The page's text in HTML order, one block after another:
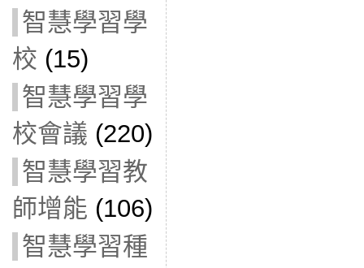
智慧學習學
校 (15)
智慧學習學
校會議 (220)
智慧學習教
師增能 (106)
智慧學習種